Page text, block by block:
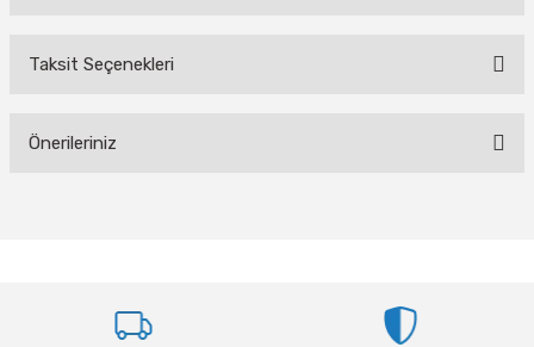
Taksit Seçenekleri
Önerileriniz
Ürün resmi kalitesiz, bozuk veya görüntülenemiyor.